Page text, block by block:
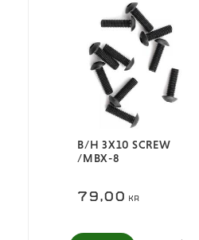
B/H 3X10 SCREW
/MBX-8
79,00 KR